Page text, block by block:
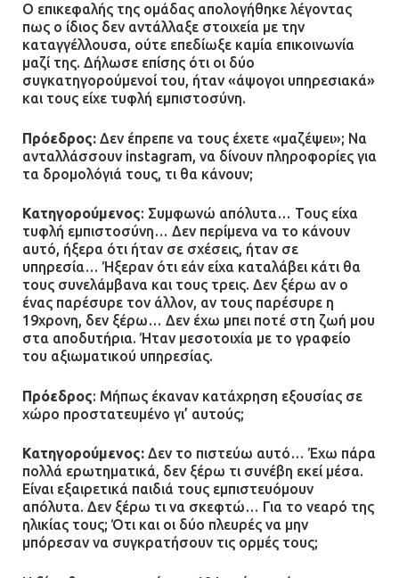
Ο επικεφαλής της ομάδας απολογήθηκε λέγοντας
πως ο ίδιος δεν αντάλλαξε στοιχεία με την
καταγγέλλουσα, ούτε επεδίωξε καμία επικοινωνία
μαζί της. Δήλωσε επίσης ότι οι δύο
συγκατηγορούμενοί του, ήταν «άψογοι υπηρεσιακά»
και τους είχε τυφλή εμπιστοσύνη.
Πρόεδρος: Δεν έπρεπε να τους έχετε «μαζέψει»; Να
ανταλλάσσουν instagram, να δίνουν πληροφορίες για
τα δρομολόγιά τους, τι θα κάνουν;
Κατηγορούμενος: Συμφωνώ απόλυτα… Τους είχα
τυφλή εμπιστοσύνη… Δεν περίμενα να το κάνουν
αυτό, ήξερα ότι ήταν σε σχέσεις, ήταν σε
υπηρεσία… Ήξεραν ότι εάν είχα καταλάβει κάτι θα
τους συνελάμβανα και τους τρεις. Δεν ξέρω αν ο
ένας παρέσυρε τον άλλον, αν τους παρέσυρε η
19χρονη, δεν ξέρω… Δεν έχω μπει ποτέ στη ζωή μου
στα αποδυτήρια. Ήταν μεσοτοιχία με το γραφείο
του αξιωματικού υπηρεσίας.
Πρόεδρος: Μήπως έκαναν κατάχρηση εξουσίας σε
χώρο προστατευμένο γι’ αυτούς;
Κατηγορούμενος: Δεν το πιστεύω αυτό… Έχω πάρα
πολλά ερωτηματικά, δεν ξέρω τι συνέβη εκεί μέσα.
Είναι εξαιρετικά παιδιά τους εμπιστευόμουν
απόλυτα. Δεν ξέρω τι να σκεφτώ… Για το νεαρό της
ηλικίας τους; Ότι και οι δύο πλευρές να μην
μπόρεσαν να συγκρατήσουν τις ορμές τους;